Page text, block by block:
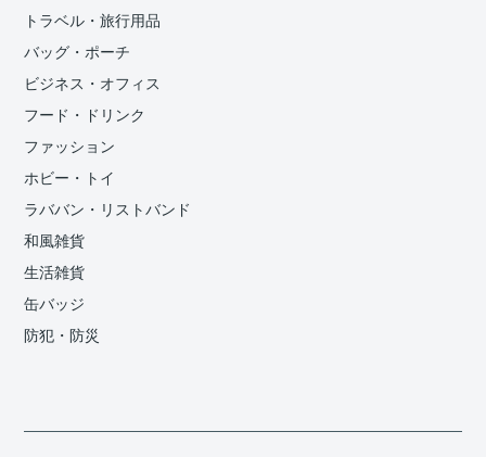
トラベル・旅行用品
バッグ・ポーチ
ビジネス・オフィス
フード・ドリンク
ファッション
ホビー・トイ
ラババン・リストバンド
和風雑貨
生活雑貨
缶バッジ
防犯・防災